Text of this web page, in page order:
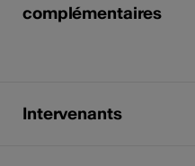
complémentaires
Intervenants